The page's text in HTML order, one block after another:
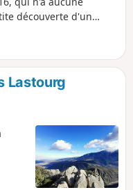
découverte d'un
partiellement sur le
vos risques et périls !
Lastourg